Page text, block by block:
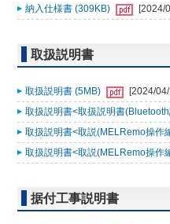
納入仕様書 (309KB) [2024/
取扱説明書
取扱説明書 (5MB)
[2024/
取扱説明書<取扱説明書
取扱説明書<取説(MELRemo操作
取扱説明書<取説(MELRemo操作
据付工事説明書